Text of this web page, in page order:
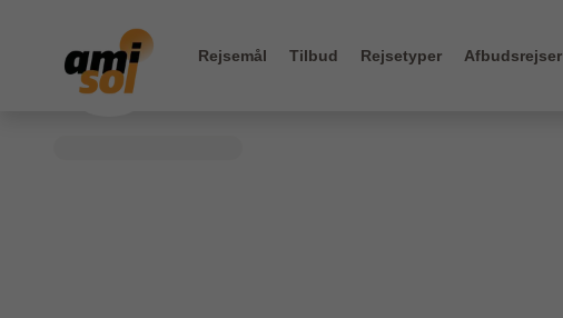
Rejsemål Tilbud Rejsetyper Afbudsrejser